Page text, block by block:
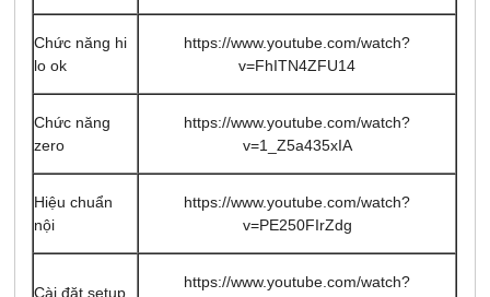
Chức năng hi
lo ok
https://www.youtube.com/watch?
v=FhITN4ZFU14
Chức năng
zero
https://www.youtube.com/watch?
v=1_Z5a435xIA
Hiệu chuẩn
nội
https://www.youtube.com/watch?
v=PE250FIrZdg
Cài đặt setup
https://www.youtube.com/watch?